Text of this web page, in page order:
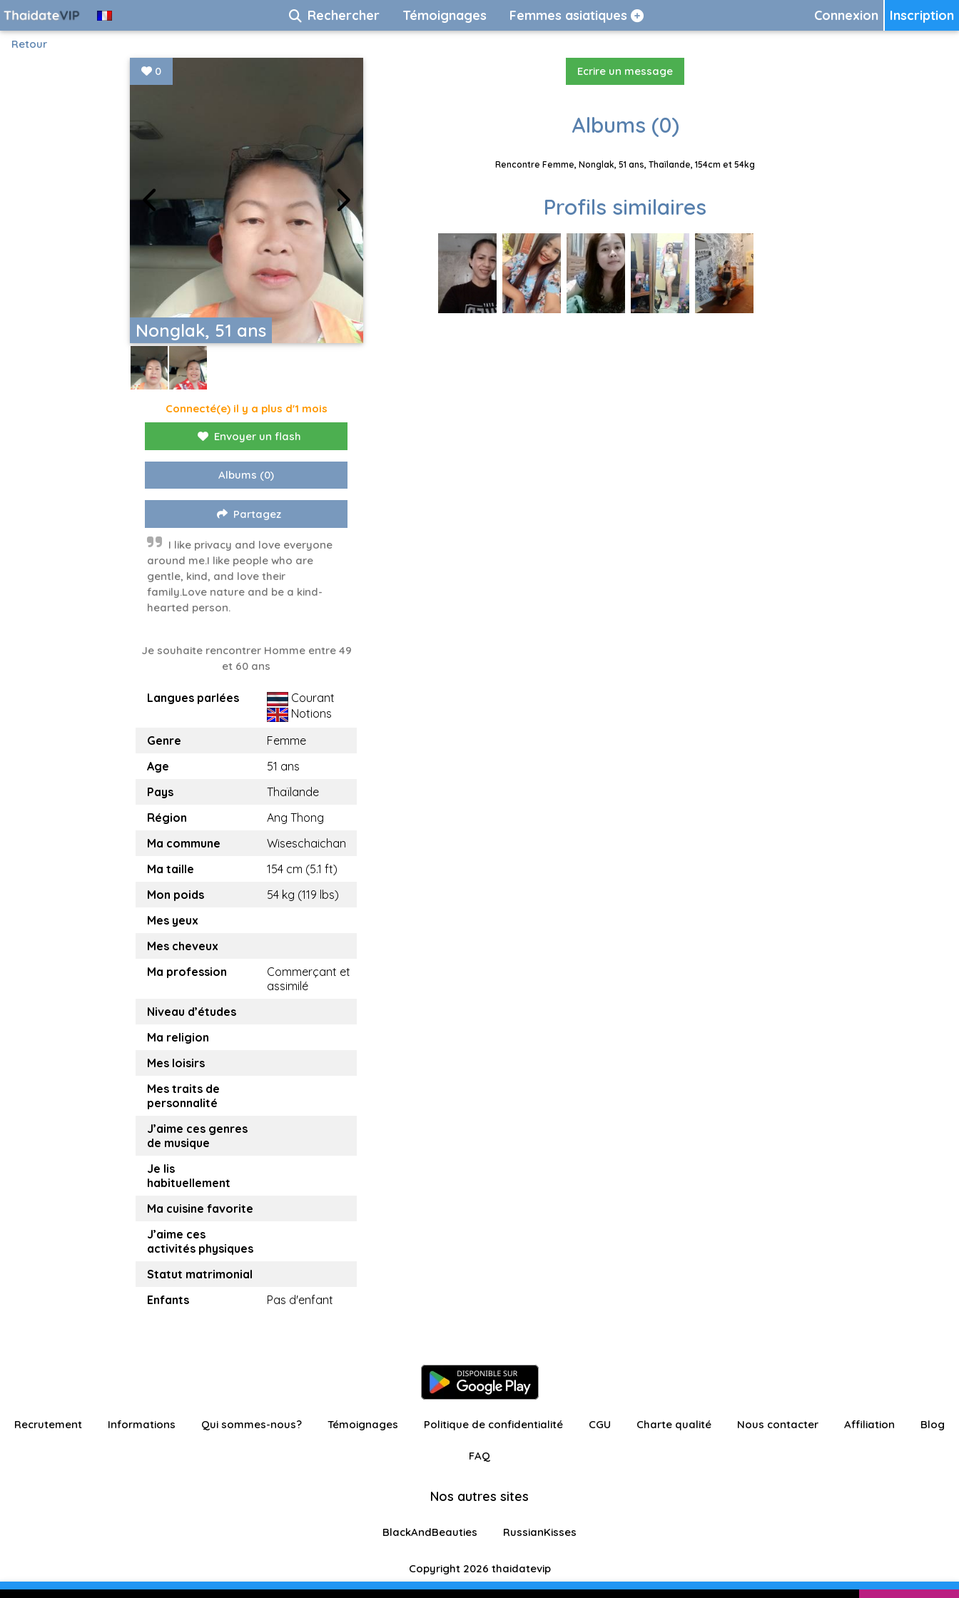
Inscription
Connexion
Rechercher Témoignages Femmes asiatiques
Retour
Nonglak, 51 ans
0
Connecté(e) il y a plus d'1 mois
Envoyer un flash
Albums (0)
Partagez
I like privacy and love everyone
around me.I like people who are
gentle, kind, and love their
family.Love nature and be a kind-
hearted person.
Je souhaite rencontrer Homme entre 49
et 60 ans
Langues parlées
Courant
Notions
Genre
Femme
Age
51 ans
Pays
Thaïlande
Région
Ang Thong
Ma commune
Wiseschaichan
Ma taille
154 cm (5.1 ft)
Mon poids
54 kg (119 lbs)
Mes yeux
Mes cheveux
Ma profession
Commerçant et
assimilé
Niveau d’études
Ma religion
Mes loisirs
Mes traits de
personnalité
J’aime ces genres
de musique
Je lis
habituellement
Ma cuisine favorite
J’aime ces
activités physiques
Statut matrimonial
Enfants
Pas d'enfant
Ecrire un message
Albums (0)
Rencontre Femme, Nonglak, 51 ans, Thaïlande, 154cm et 54kg
Profils similaires
Recrutement Informations Qui sommes-nous? Témoignages Politique de confidentialité CGU Charte qualité Nous contacter Affiliation Blog
FAQ
Nos autres sites
BlackAndBeauties RussianKisses
Copyright 2026 thaidatevip